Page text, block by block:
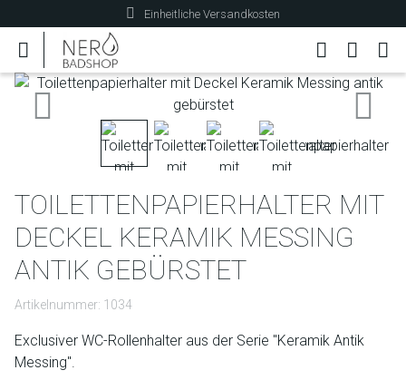
Einheitliche Versandkosten
TOILETTENPAPIERHALTER MIT
DECKEL KERAMIK MESSING
ANTIK GEBÜRSTET
Artikelnummer: 1034
Exclusiver WC-Rollenhalter aus der Serie "Keramik Antik
Messing".